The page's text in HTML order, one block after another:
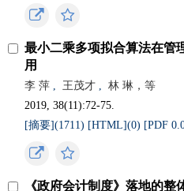
最小二乘多项拟合算法在管
用
李 萍 , 王茂才 ,
林 琳，等
2019, 38(11):72-75.
[摘要](1711) [HTML](0) [PDF
《政府会计制度》落地的